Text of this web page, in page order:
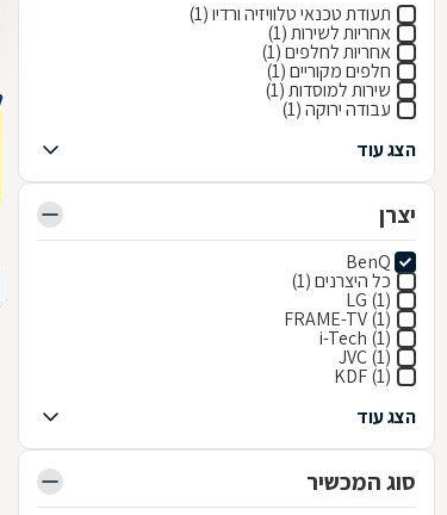
תעודת טכנאי טלוויזיה ורדיו (1)
אחריות לשירות (1)
אחריות לחלפים (1)
חלפים מקוריים (1)
שירות למוסדות (1)
עבודה ירוקה (1)
הצג עוד
יצרן
BenQ
כל היצרנים (1)
LG (1)
FRAME-TV (1)
i-Tech (1)
JVC (1)
KDF (1)
הצג עוד
סוג המכשיר